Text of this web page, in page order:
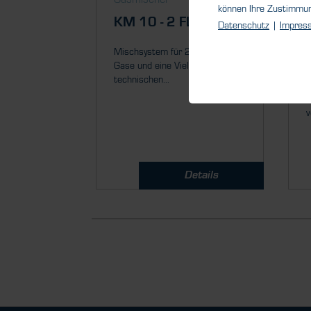
KM 10 - 2 FLEX
Mischsystem für 2 definierte
Gase und eine Vielzahl von
technischen...
Details
können Ihre
Datenschutz